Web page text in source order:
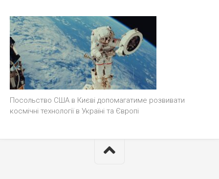
Посольство США в Києві допомагатиме розвивати
космічні технології в Україні та Європі